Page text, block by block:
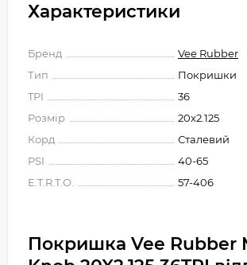
Характеристики
Бренд
Vee Rubber
Тип
Покришки
TPI
36
Розмір
20x2.125
Корд
Сталевий
PSI
40-65
E.T.R.T.O.
57-406
Покришка Vee Rubber